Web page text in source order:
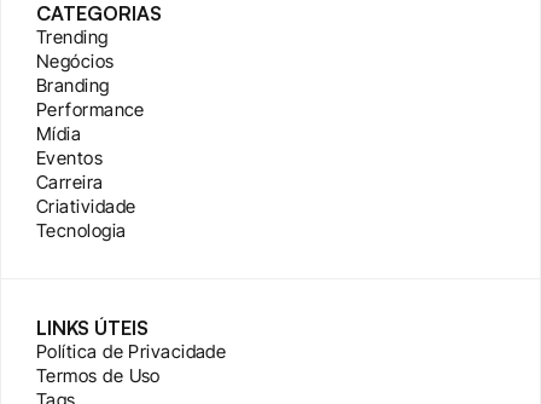
CATEGORIAS
Trending
Negócios
Branding
Performance
Mídia
Eventos
Carreira
Criatividade
Tecnologia
LINKS ÚTEIS
Política de Privacidade
Termos de Uso